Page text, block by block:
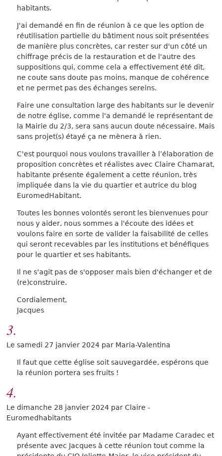
habitants.
J'ai demandé en fin de réunion à ce que les option de
réutilisation partielle du bâtiment nous soit présentées
de manière plus concrètes, car rester sur d'un côté un
chiffrage précis de la restauration et de l'autre des
suppositions qui, comme cela a effectivement été dit,
ne coute sans doute pas moins, manque de cohérence
et ne permet pas des échanges sereins.
Faire une consultation large des habitants sur le devenir
de notre église, comme l'a demandé le représentant de
la Mairie du 2/3, sera sans aucun doute nécessaire. Mais
sans projet(s) étayé ça ne mènera à rien.
C'est pourquoi nous voulons travailler à l’élaboration de
proposition concrètes et réalistes avec Claire Chamarat,
habitante présente également a cette réunion, très
impliquée dans la vie du quartier et autrice du blog
EuromedHabitant.
Toutes les bonnes volontés seront les bienvenues pour
nous y aider, nous sommes a l'écoute des idées et
voulons faire en sorte de valider la faisabilité de celles
qui seront recevables par les institutions et bénéfiques
pour le quartier et ses habitants.
Il ne s'agit pas de s'opposer mais bien d'échanger et de
(re)construire.
Cordialement,
Jacques
3.
Le samedi 27 janvier 2024 par Maria-Valentina
Il faut que cette église soit sauvegardée, espérons que
la réunion portera ses fruits !
4.
Le dimanche 28 janvier 2024 par Claire -
Euromedhabitants
Ayant effectivement été invitée par Madame Caradec et
présente avec Jacques à cette réunion tout comme la